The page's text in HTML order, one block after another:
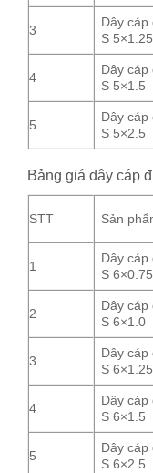
3
Dây cáp
S 5×1.25
4
Dây cáp
S 5×1.5
5
Dây cáp
S 5×2.5
Bảng giá dây cáp
STT Sản
1
Dây cáp
S 6×0.75
2
Dây cáp
S 6×1.0
3
Dây cáp
S 6×1.25
4
Dây cáp
S 6×1.5
5
Dây cáp
S 6×2.5